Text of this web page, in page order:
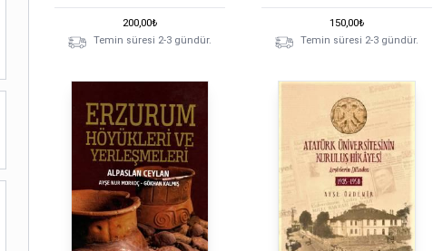
200,00₺
Temin süresi 2-3 gündür.
150,00₺
Temin süresi 2-3 gündür.